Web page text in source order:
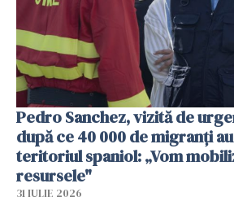
Pedro Sanchez, vizită de
după ce 40 000 de migranți
teritoriul spaniol: „Vom
resursele"
31 IULIE 2026